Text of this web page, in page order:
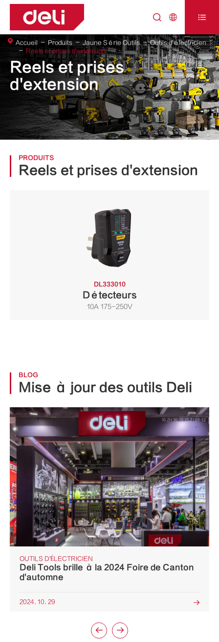
  
Reels et prises
d'extension
Accueil Produits Jaune Série Outils
Outils d'électricien
Reels et prises d'extension
PRODUITS
Reels et prises d'extension
DL333010
Détecteurs
10A 175-250V
BLOG
Mise à jour des outils Deli
OUTILS D'ÉLECTRICIEN
Deli Tools brille à la 2024 Foire de Canton
d'automne
2024. 10. 29 
 